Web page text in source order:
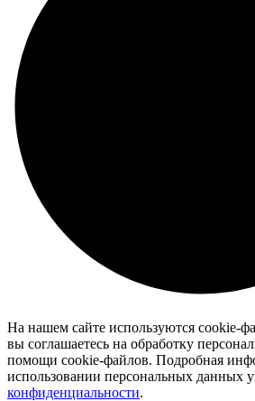
На нашем сайте используются cookie-
вы соглашаетесь на обработку
помощи cookie-файлов. Подробная
использовании персональных данных
конфиденциальности.